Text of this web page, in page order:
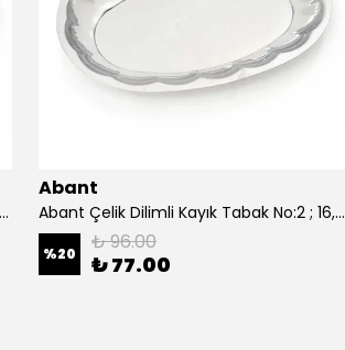
Abant Çelik Dilimli Kayık Tabak No:1 ; 14x21 cm.
Abant
Abant Çelik Dilimli Kayık Tabak No:2 ; 16,5x24,5 cm.
%20 ₺ 96.00
₺ 77.00